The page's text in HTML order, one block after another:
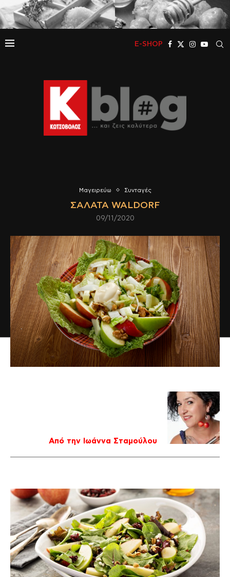
E-SHOP
Μαγειρεύω Συνταγές
ΣΑΛΆΤΑ WALDORF
09/11/2020
Από την Ιωάννα Σταμούλου